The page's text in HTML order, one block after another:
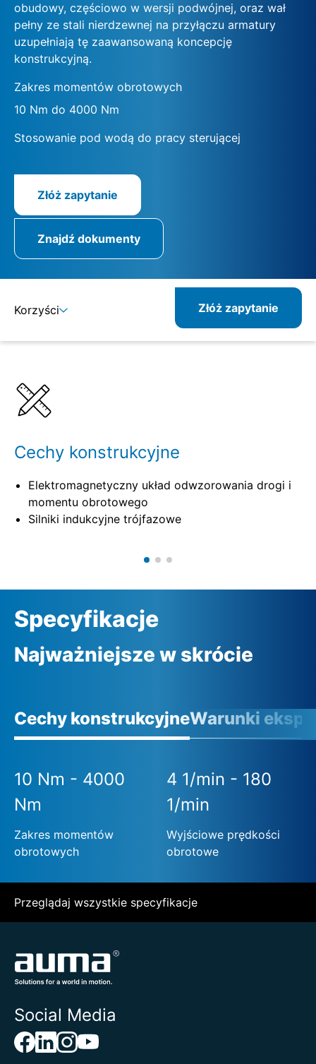
obudowy, częściowo w wersji podwójnej, oraz wał
pełny ze stali nierdzewnej na przyłączu armatury
uzupełniają tę zaawansowaną koncepcję
konstrukcyjną.
Zakres momentów obrotowych
10 Nm do 4000 Nm
Stosowanie pod wodą do pracy sterującej
Złóż zapytanie
Znajdź dokumenty
Korzyści Złóż zapytanie
Cechy konstrukcyjne
Elektromagnetyczny układ odwzorowania drogi i
momentu obrotowego
Silniki indukcyjne trójfazowe
Specyfikacje
Najważniejsze w skrócie
Cechy konstrukcyjneWarunki
10 Nm - 4000
Nm
Zakres momentów
obrotowych
4 1/min - 180
1/min
Wyjściowe prędkości
obrotowe
Przeglądaj wszystkie specyfikacje
Social Media